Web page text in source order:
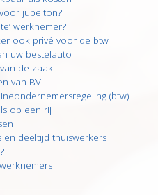
jubelton?
werknemer?
ook privé voor de btw
uw bestelauto
de zaak
van BV
(btw)
op een rij
en deeltijd thuiswerkers